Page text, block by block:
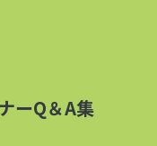
ーQ＆A集